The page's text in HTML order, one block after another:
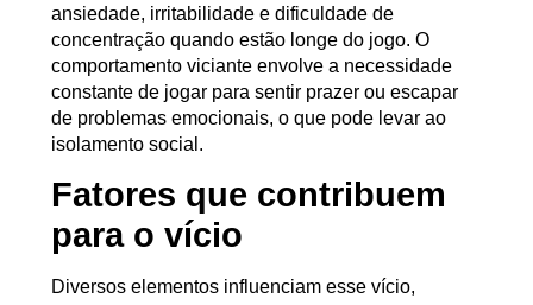
ansiedade, irritabilidade e dificuldade de
concentração quando estão longe do jogo. O
comportamento viciante envolve a necessidade
constante de jogar para sentir prazer ou escapar
de problemas emocionais, o que pode levar ao
isolamento social.
Fatores que contribuem
para o vício
Diversos elementos influenciam esse vício,